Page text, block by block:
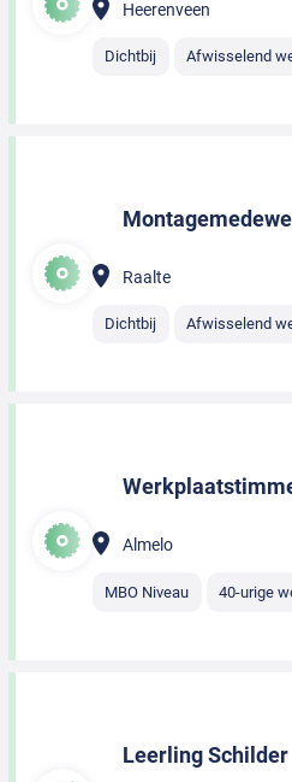
Heerenveen
Dichtbij Afwisselend
Raalte
Dichtbij Afwisselend
Almelo
MBO Niveau 40-urige
Leerling Schilder